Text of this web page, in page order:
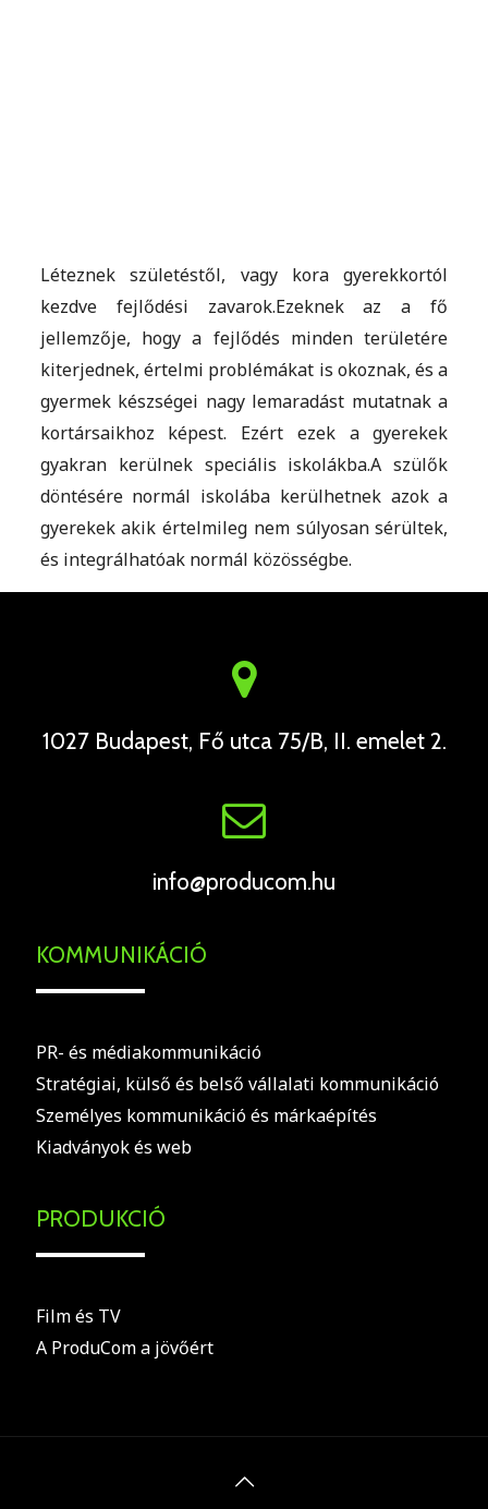
Léteznek születéstől, vagy kora gyerekkortól
kezdve fejlődési zavarok.Ezeknek az a fő
jellemzője, hogy a fejlődés minden területére
kiterjednek, értelmi problémákat is okoznak, és a
gyermek készségei nagy lemaradást mutatnak a
kortársaikhoz képest. Ezért ezek a gyerekek
gyakran kerülnek speciális iskolákba.A szülők
döntésére normál iskolába kerülhetnek azok a
gyerekek akik értelmileg nem súlyosan sérültek,
és integrálhatóak normál közösségbe.
1027 Budapest, Fő utca 75/B, II. emelet 2.
info@producom.hu
KOMMUNIKÁCIÓ
PR- és médiakommunikáció
Stratégiai, külső és belső vállalati kommunikáció
Személyes kommunikáció és márkaépítés
Kiadványok és web
PRODUKCIÓ
Film és TV
A ProduCom a jövőért